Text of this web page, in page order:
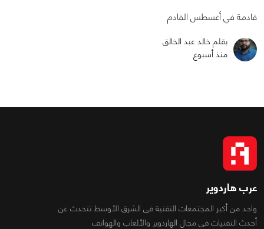
قادمة في أغسطس القادم
بقلم خالد عبد الخالق
منذ أسبوع
عرب هاردوير
واحد من أكبر المجتمعات التقنية فى الشرق الأوسط تتحدث عن
أحدث التقنيات فى مجال الهاردوير والألعاب والهواتف